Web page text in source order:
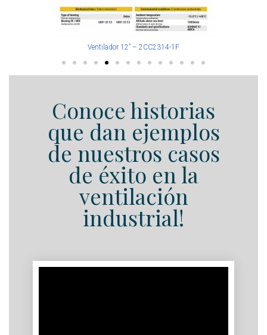
Ventilador 12” – 2CC2314-1F
Conoce historias
que dan ejemplos
de nuestros casos
de éxito en la
ventilación
industrial!